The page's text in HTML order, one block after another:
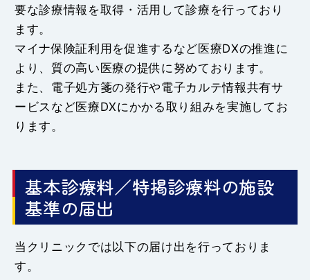
要な診療情報を取得・活用して診療を行っており
ます。
マイナ保険証利用を促進するなど医療DXの推進に
より、質の高い医療の提供に努めております。
また、電子処方箋の発行や電子カルテ情報共有サ
ービスなど医療DXにかかる取り組みを実施してお
ります。
基本診療料／特掲診療料の施設
基準の届出
当クリニックでは以下の届け出を行っておりま
す。